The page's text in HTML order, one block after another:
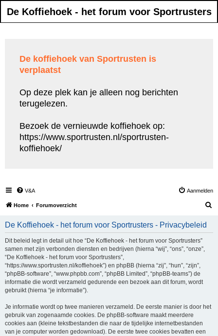
De Koffiehoek - het forum voor Sportrusters
De koffiehoek van Sportrusten is
verplaatst
Op deze plek kan je alleen nog berichten
terugelezen.
Bezoek de vernieuwde koffiehoek op:
https://www.sportrusten.nl/sportrusten-
koffiehoek/
V&A Aanmelden
Home Forumoverzicht
De Koffiehoek - het forum voor Sportrusters - Privacybeleid
Dit beleid legt in detail uit hoe “De Koffiehoek - het forum voor Sportrusters”
samen met zijn verbonden diensten en bedrijven (hierna “wij”, “ons”, “onze”,
“De Koffiehoek - het forum voor Sportrusters”,
“https://www.sportrusten.nl/koffiehoek”) en phpBB (hierna “zij”, “hun”, “zijn”,
“phpBB-software”, “www.phpbb.com”, “phpBB Limited”, “phpBB-teams”) de
informatie die wordt verzameld gedurende een bezoek aan dit forum, wordt
gebruikt (hierna “je informatie”).
Je informatie wordt op twee manieren verzameld. De eerste manier is door het
gebruik van zogenaamde cookies. De phpBB-software maakt meerdere
cookies aan (kleine tekstbestanden die naar de tijdelijke internetbestanden
van je computer worden gedownload). De eerste twee cookies bevatten een